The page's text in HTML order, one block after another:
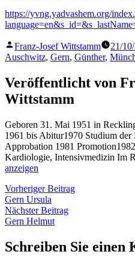
https://yvng.yadvashem.org/
Veröffentlicht
von
Franz-Josef Wittstamm 21/
Auschwitz, Gern, Günther,
Veröffentlicht von
Wittstamm
Geboren 31. Mai 1951 in
1961 bis Abitur1970 Studium
Approbation 1981
Kardiologie, Intensivmedizin Im
anzeigen
Beitragsnavigation
Vorheriger BeitragVorheriger
Gern Ursula
Nächster BeitragNächster
Gern Helmut
Schreiben Sie einen